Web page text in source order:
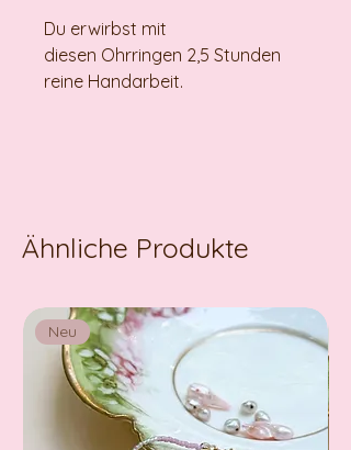
Du erwirbst mit
diesen Ohrringen 2,5 Stunden
reine Handarbeit.
Ähnliche Produkte
Neu